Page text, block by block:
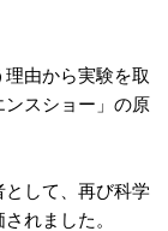
由から実験を取
ンスショー」の原
して、再び科学
れました。